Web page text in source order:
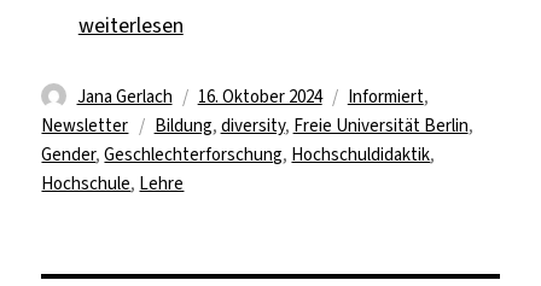
„Toolbox Newsletter Nr.15 – WS 24/25“
weiterlesen
Autor
Jana Gerlach
Veröffentlicht
am
16. Oktober 2024 Kategorien
Informiert,
Newsletter
Schlagwörter
Bildung, diversity, Freie Universität Berlin,
Gender,Geschlechterforschung, Hochschuldidaktik,
Hochschule, Lehre